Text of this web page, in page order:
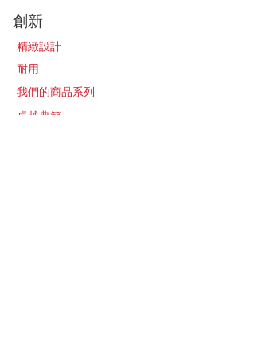
創新
精緻設計
耐用
我們的商品系列
卓越典範